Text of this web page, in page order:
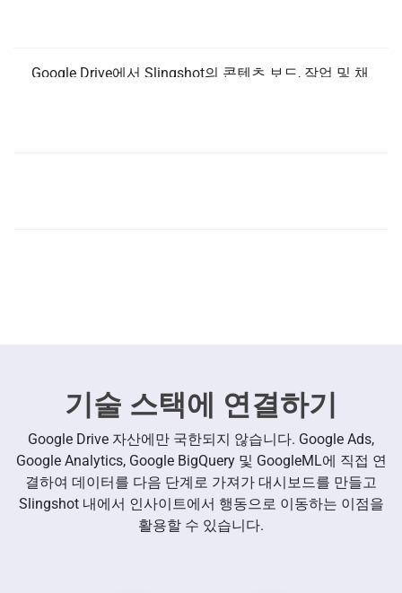
Google Drive에서 Slingshot의 콘텐츠 보드, 작업 및 채
기술 스택에 연결하기
Google Drive 자산에만 국한되지 않습니다. Google Ads,
Google Analytics, Google BigQuery 및 GoogleML에 직접 연
결하여 데이터를 다음 단계로 가져가 대시보드를 만들고
Slingshot 내에서 인사이트에서 행동으로 이동하는 이점을
활용할 수 있습니다.